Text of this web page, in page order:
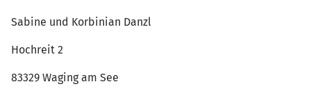
Sabine und Korbinian Danzl
Hochreit 2
83329 Waging am See